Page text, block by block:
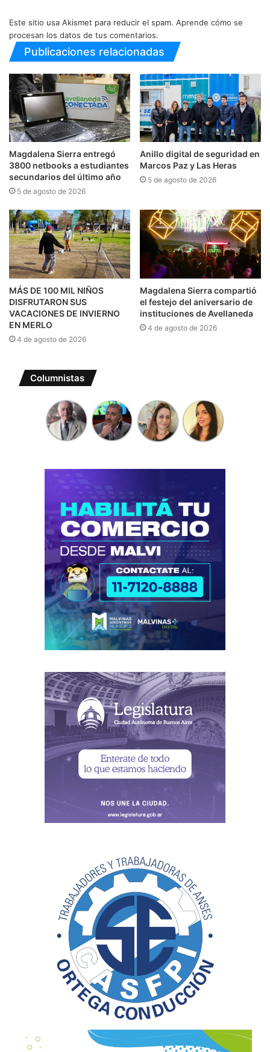
Este sitio usa Akismet para reducir el spam. Aprende cómo se
procesan los datos de tus comentarios.
Publicaciones relacionadas
Magdalena Sierra entregó
3800 netbooks a estudiantes
secundarios del último año
5 de agosto de 2026
Anillo digital de seguridad en
Marcos Paz y Las Heras
5 de agosto de 2026
MÁS DE 100 MIL NIÑOS
DISFRUTARON SUS
VACACIONES DE INVIERNO
EN MERLO
4 de agosto de 2026
Magdalena Sierra compartió
el festejo del aniversario de
instituciones de Avellaneda
4 de agosto de 2026
Columnistas